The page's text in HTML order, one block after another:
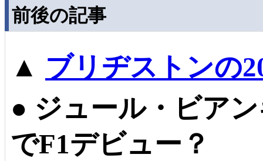
前後の記事
▲ ブリヂストンの
● ジュール・ビア
でF1デビュー？